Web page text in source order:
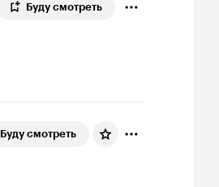
Буду смотреть
Буду смотреть